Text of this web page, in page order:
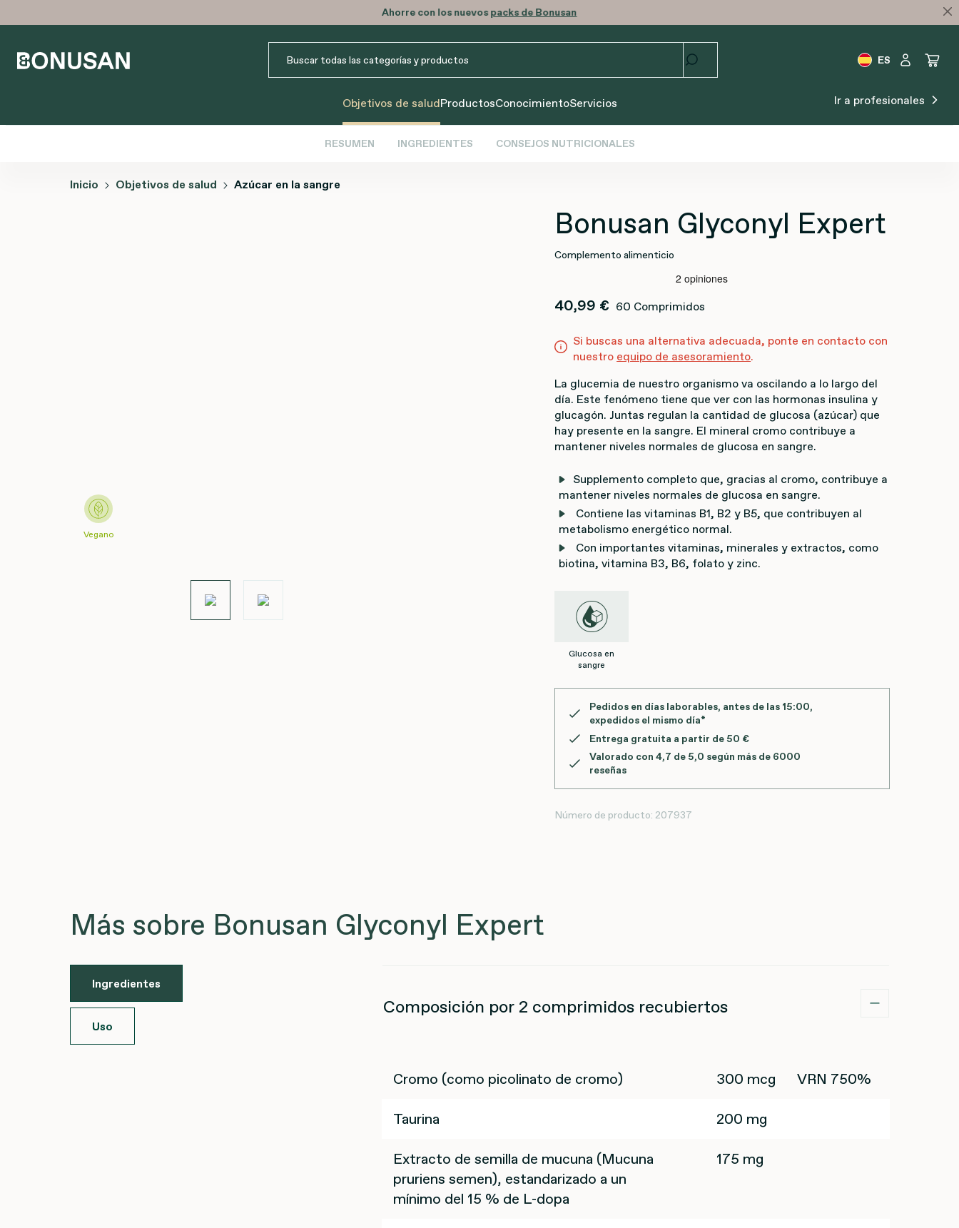
Ahorre con los nuevospacks de Bonusan
ES
Objetivos de saludProductosConocimientoServicios Ir a profesionales
RESUMEN INGREDIENTES CONSEJOS NUTRICIONALES
Inicio Objetivos de salud
Azúcar en la sangre
Vegano
Bonusan Glyconyl Expert
Complemento alimenticio
40,99 € 60 Comprimidos
Si buscas una alternativa adecuada, ponte en contacto con
nuestro equipo de asesoramiento.
La glucemia de nuestro organismo va oscilando a lo largo del
día. Este fenómeno tiene que ver con las hormonas insulina y
glucagón. Juntas regulan la cantidad de glucosa (azúcar) que
hay presente en la sangre. El mineral cromo contribuye a
mantener niveles normales de glucosa en sangre.
Supplemento completo que, gracias al cromo, contribuye a
mantener niveles normales de glucosa en sangre.
Contiene las vitaminas B1, B2 y B5, que contribuyen al
metabolismo energético normal.
Con importantes vitaminas, minerales y extractos, como
biotina, vitamina B3, B6, folato y zinc.
Glucosa en
sangre
Pedidos en días laborables, antes de las 15:00,
expedidos el mismo día*
Entrega gratuita a partir de 50 €
Valorado con 4,7 de 5,0 según más de 6000
reseñas
Número de producto: 207937
Más sobre Bonusan Glyconyl Expert
Ingredientes
Uso
Composición por 2 comprimidos recubiertos
Cromo (como picolinato de cromo) 300 mcg
VRN 750%
Taurina
200 mg
Extracto de semilla de mucuna (Mucuna
pruriens semen), estandarizado a un
mínimo del 15 % de L-dopa
175 mg